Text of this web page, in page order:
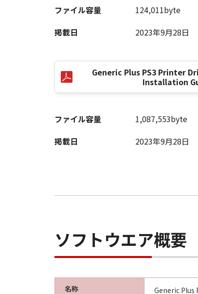
ファイル容量
124,011byte
掲載日
2023年9月28日
Generic Plus PS3 Printer
Installation
ファイル容量
1,087,553byte
掲載日
2023年9月28日
ソフトウエア概要
名称 Generic Plus